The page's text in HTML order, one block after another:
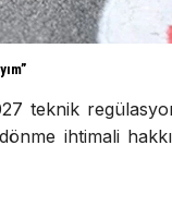
teknik
ihtimali